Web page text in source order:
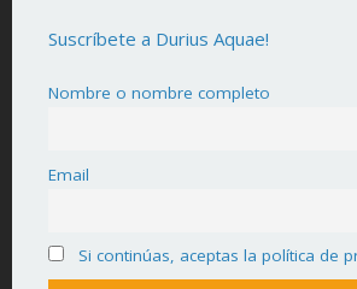
Suscríbete a Durius Aquae!
Nombre o nombre completo
Email
Si continúas, aceptas la política de